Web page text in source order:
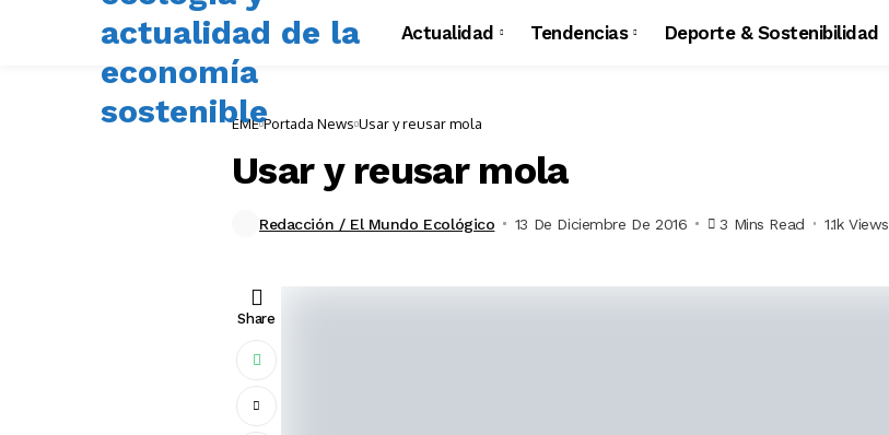
Actualidad Tendencias Deporte & Sostenibilidad
EME Portada News Usar y reusar mola
Usar y reusar mola
Redacción / El Mundo Ecológico 13 De Diciembre De 2016 3 Mins Read 1.1k Views
Share